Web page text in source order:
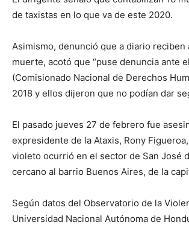
de taxistas en lo que va de este 2020.
Asimismo, denunció que a diario reciben
muerte, acotó que “puse denuncia ante
(Comisionado Nacional de Derechos
2018 y ellos dijeron que no podían dar
El pasado jueves 27 de febrero fue
expresidente de la Ataxis, Rony
violeto ocurrió en el sector de San José
cercano al barrio Buenos Aires, de la
Según datos del Observatorio de la
Universidad Nacional Autónoma de